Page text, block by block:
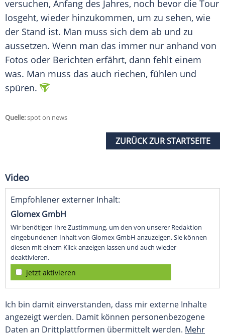
versuchen, Anfang des Jahres, noch bevor die Tour
losgeht, wieder hinzukommen, um zu sehen, wie
der Stand ist. Man muss sich dem ab und zu
aussetzen. Wenn man das immer nur anhand von
Fotos oder Berichten erfährt, dann fehlt einem
was. Man muss das auch riechen, fühlen und
spüren.
Quelle:spot on news
ZURÜCK ZUR STARTSEITE
Video
Empfohlener externer Inhalt:
Glomex GmbH
Wir benötigen Ihre Zustimmung, um den von unserer Redaktion
eingebundenen Inhalt von Glomex GmbH anzuzeigen. Sie können
diesen mit einem Klick anzeigen lassen und auch wieder
deaktivieren.
jetzt aktivieren
Ich bin damit einverstanden, dass mir externe Inhalte
angezeigt werden. Damit können personenbezogene
Daten an Drittplattformen übermittelt werden. Mehr